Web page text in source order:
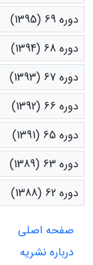
دوره 69 (1395)
دوره 68 (1394)
دوره 67 (1393)
دوره 66 (1392)
دوره 65 (1391)
دوره 63 (1389)
دوره 62 (1388)
صفحه اصلی
درباره نشریه